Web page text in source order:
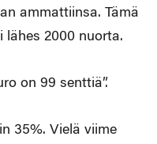
ammattiinsa. Tämä
2000 nuorta.
on 99 senttiä”.
35%. Vielä viime